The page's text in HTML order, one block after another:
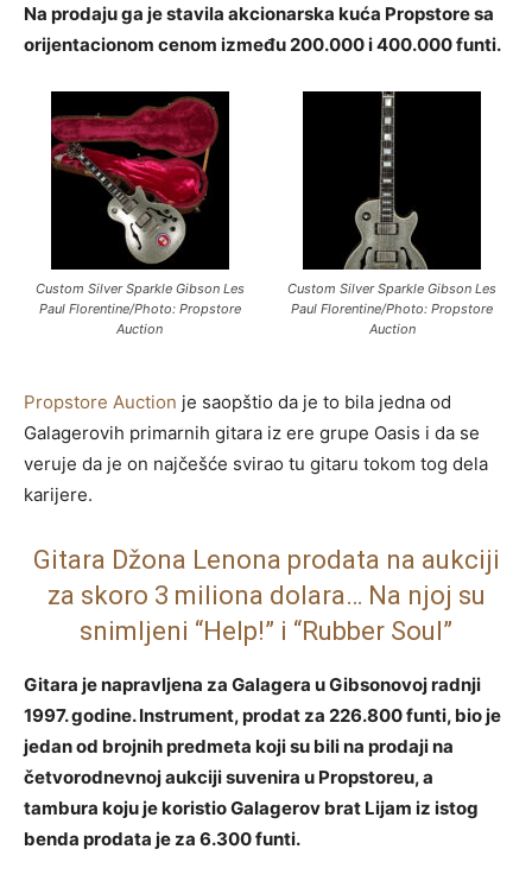
Na prodaju ga je stavila akcionarska kuća Propstore sa
orijentacionom cenom između 200.000 i 400.000 funti.
Custom Silver Sparkle Gibson Les
Paul Florentine/Photo: Propstore
Auction
Custom Silver Sparkle Gibson Les
Paul Florentine/Photo: Propstore
Auction
Propstore Auction je saopštio da je to bila jedna od
Galagerovih primarnih gitara iz ere grupe Oasis i da se
veruje da je on najčešće svirao tu gitaru tokom tog dela
karijere.
Gitara Džona Lenona prodata na aukciji
za skoro 3 miliona dolara… Na njoj su
snimljeni “Help!” i “Rubber Soul”
Gitara je napravljena za Galagera u Gibsonovoj radnji
1997. godine. Instrument, prodat za 226.800 funti, bio je
jedan od brojnih predmeta koji su bili na prodaji na
četvorodnevnoj aukciji suvenira u Propstoreu, a
tambura koju je koristio Galagerov brat Lijam iz istog
benda prodata je za 6.300 funti.